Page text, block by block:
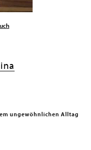
ungewöhnlichen Alltag